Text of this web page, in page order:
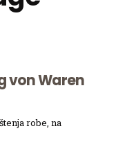
von Waren
robe, na